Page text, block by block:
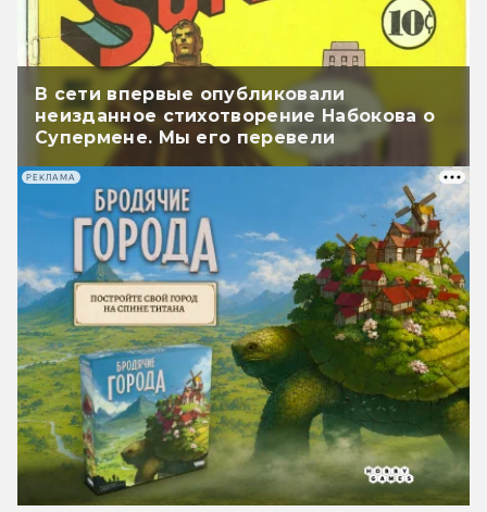
В сети впервые опубликовали
неизданное стихотворение Набокова о
Супермене. Мы его перевели
РЕКЛАМА